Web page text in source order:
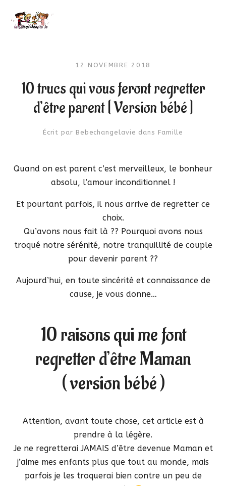
12 NOVEMBRE 2018
10 trucs qui vous feront regretter
d’être parent [ Version bébé ]
Écrit par Bebechangelavie dans Famille
Quand on est parent c’est merveilleux, le bonheur
absolu, l’amour inconditionnel !
Et pourtant parfois, il nous arrive de regretter ce
choix.
Qu’avons nous fait là ?? Pourquoi avons nous
troqué notre sérénité, notre tranquillité de couple
pour devenir parent ??
Aujourd’hui, en toute sincérité et connaissance de
cause, je vous donne…
10 raisons qui me font
regretter d’être Maman
( version bébé )
Attention, avant toute chose, cet article est à
prendre à la légère.
Je ne regretterai JAMAIS d’être devenue Maman et
j’aime mes enfants plus que tout au monde, mais
parfois je les troquerai bien contre un peu de